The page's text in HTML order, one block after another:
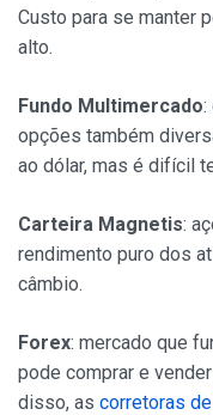
Custo para se manter
alto.
Fundo Multimercado:
opções também
ao dólar, mas é difícil
Carteira Magnetis:
rendimento puro dos
câmbio.
Forex: mercado que
pode comprar e
disso, as corretoras